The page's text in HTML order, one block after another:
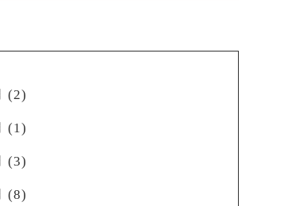
(2)
(1)
(3)
(8)